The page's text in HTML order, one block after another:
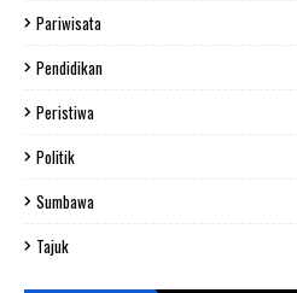
Pariwisata
Pendidikan
Peristiwa
Politik
Sumbawa
Tajuk